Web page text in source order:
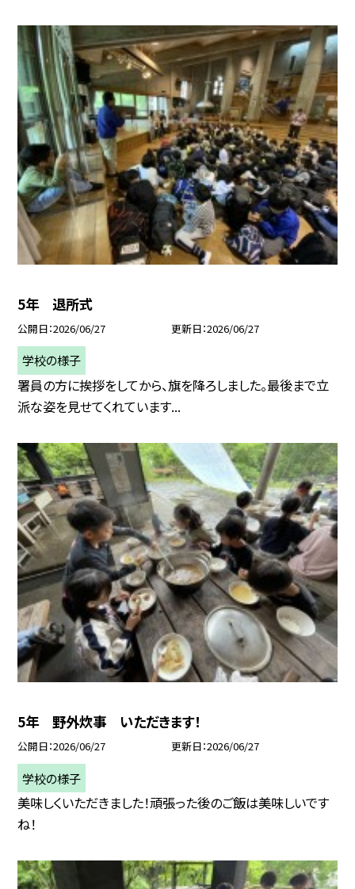
5年 退所式
公開日 2026/06/27 更新日 2026/06/27
学校の様子
署員の方に挨拶をしてから、旗を降ろしました。最後まで立
派な姿を見せてくれています...
5年 野外炊事 いただきます！
公開日 2026/06/27 更新日 2026/06/27
学校の様子
美味しくいただきました！頑張った後のご飯は美味しいです
ね！